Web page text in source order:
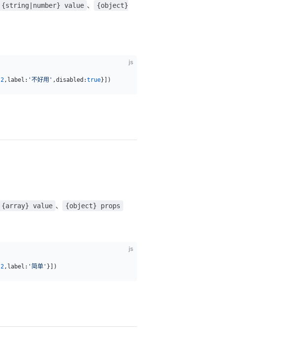
{string|number} value 、
{object}
js
2,label: '不好用' ,disabled:true}])
{array} value 、 {object} props
js
2,label: '简单' }])